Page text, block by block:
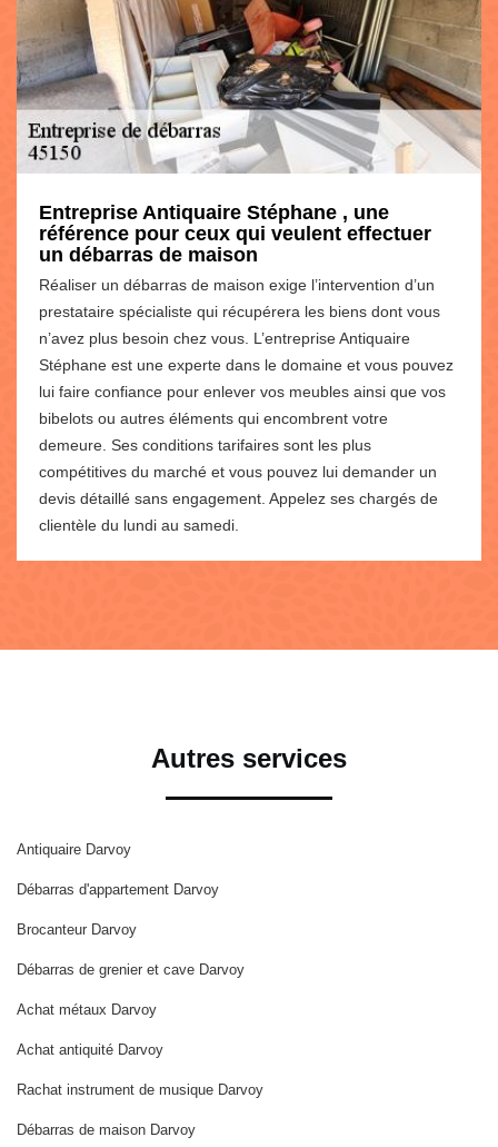
Entreprise Antiquaire Stéphane , une
référence pour ceux qui veulent effectuer
un débarras de maison
Réaliser un débarras de maison exige l’intervention d’un
prestataire spécialiste qui récupérera les biens dont vous
n’avez plus besoin chez vous. L’entreprise Antiquaire
Stéphane est une experte dans le domaine et vous pouvez
lui faire confiance pour enlever vos meubles ainsi que vos
bibelots ou autres éléments qui encombrent votre
demeure. Ses conditions tarifaires sont les plus
compétitives du marché et vous pouvez lui demander un
devis détaillé sans engagement. Appelez ses chargés de
clientèle du lundi au samedi.
Autres services
Antiquaire Darvoy
Débarras d'appartement Darvoy
Brocanteur Darvoy
Débarras de grenier et cave Darvoy
Achat métaux Darvoy
Achat antiquité Darvoy
Rachat instrument de musique Darvoy
Débarras de maison Darvoy